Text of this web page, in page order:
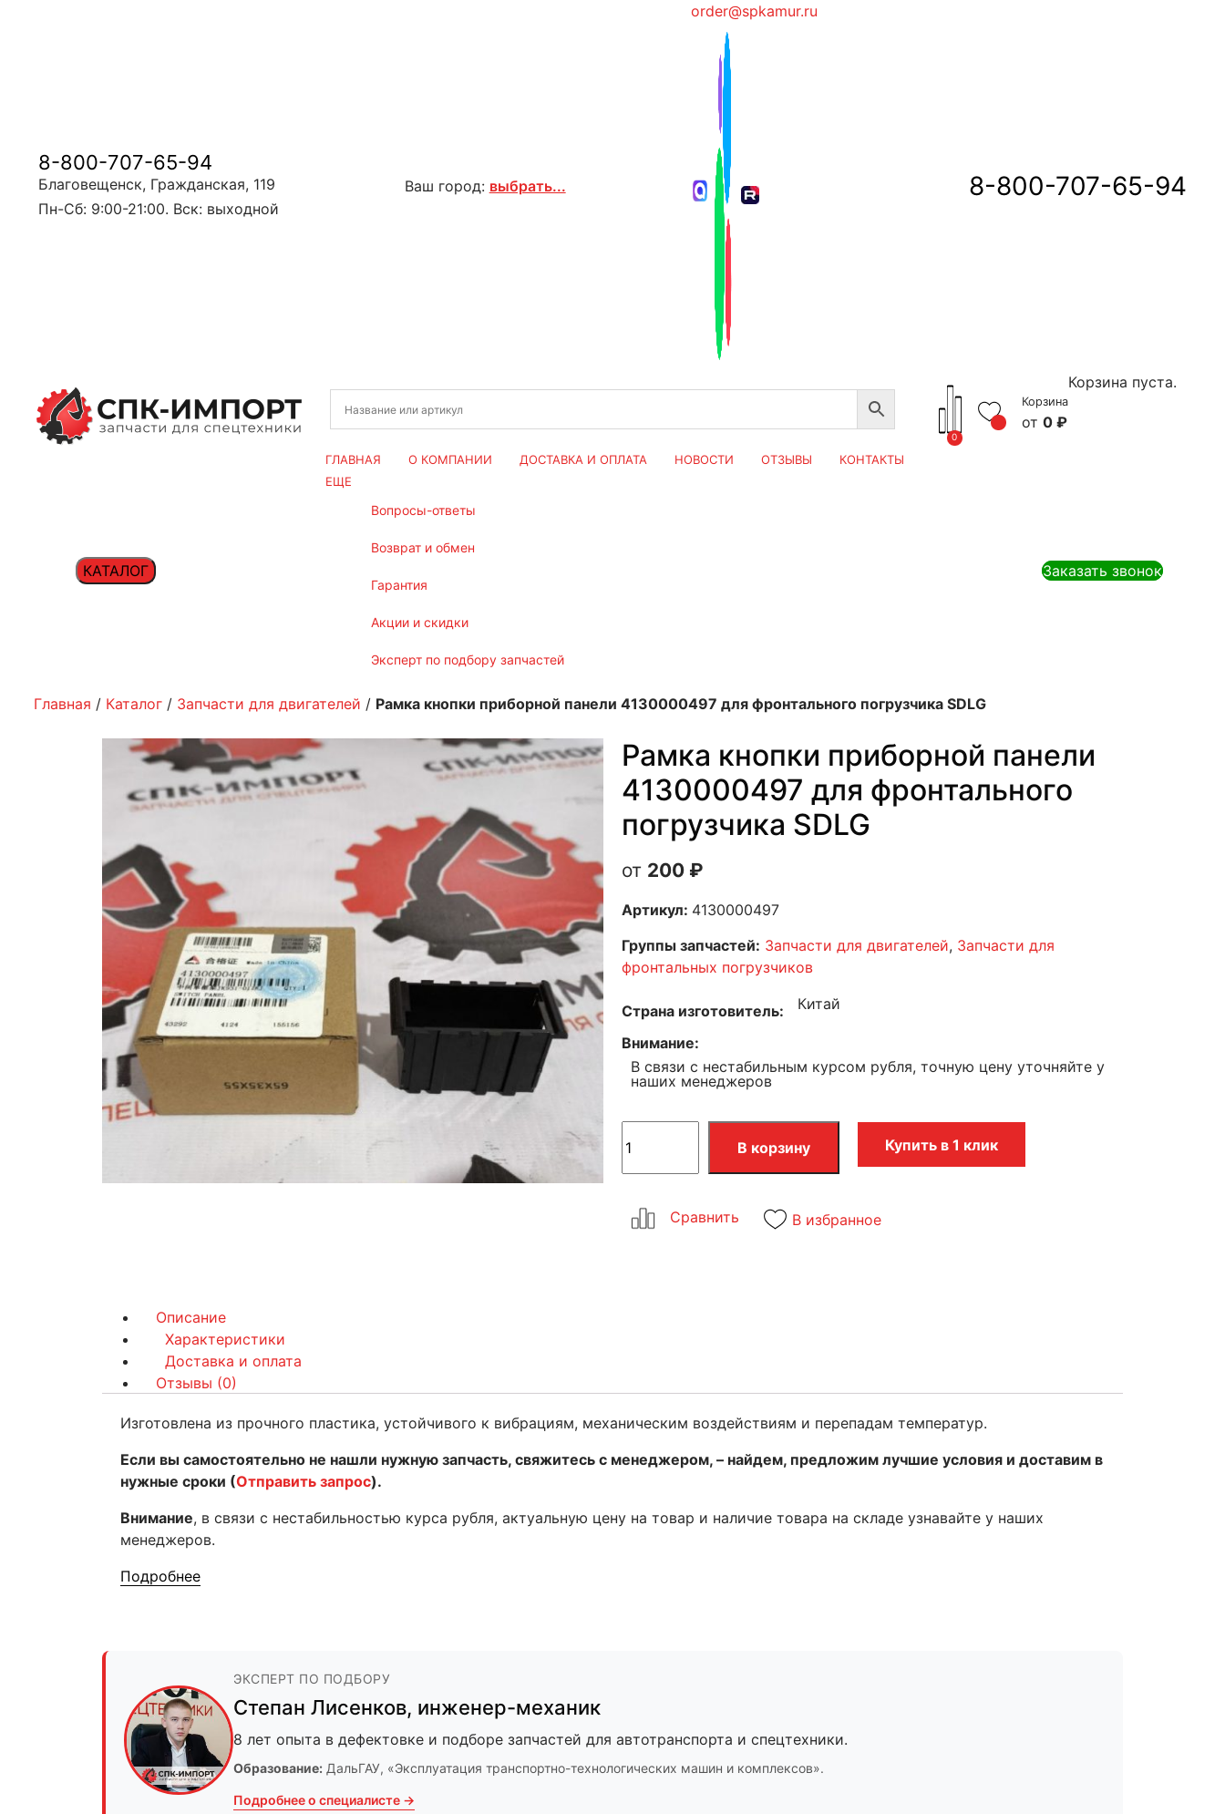
8-800-707-65-94
Благовещенск, Гражданская, 119
Пн-Сб: 9:00-21:00. Вск: выходной
Ваш город: выбрать...
order@spkamur.ru
8-800-707-65-94
0
Корзина
0 ₽
Корзина пуста.
КАТАЛОГ
ГЛАВНАЯ О КОМПАНИИ ДОСТАВКА И ОПЛАТА НОВОСТИ ОТЗЫВЫ
КОНТАКТЫ
ЕЩЕ
вопросы-ответы
возврат и обмен
гарантия
акции и скидки
эксперт по подбору запчастей
Заказать звонок
Главная / Каталог / Запчасти для двигателей / Рамка кнопки приборной панели 4130000497 для фронтального погрузчика SDLG
Рамка кнопки приборной панели
4130000497 для фронтального
погрузчика SDLG
200 ₽
Артикул: 4130000497
Группы запчастей: Запчасти для двигателей, Запчасти для
фронтальных погрузчиков
Страна изготовитель Китай
Внимание
В связи с нестабильным курсом рубля, точную цену уточняйте у
наших менеджеров
В корзину Купить в 1 клик
В избранное
Описание
Характеристики
Доставка и оплата
Отзывы (0)
Изготовлена из прочного пластика, устойчивого к вибрациям, механическим воздействиям и перепадам температур.
Если вы самостоятельно не нашли нужную запчасть, свяжитесь с менеджером, – найдем, предложим лучшие условия и доставим в
нужные сроки (Отправить запрос).
Внимание, в связи с нестабильностью курса рубля, актуальную цену на товар и наличие товара на складе узнавайте у наших
менеджеров.
Подробнее
ЭКСПЕРТ ПО ПОДБОРУ
Степан Лисенков, инженер-механик
8 лет опыта в дефектовке и подборе запчастей для автотранспорта и спецтехники.
Образование: ДальГАУ, «Эксплуатация транспортно-технологических машин и комплексов».
Подробнее о специалисте →